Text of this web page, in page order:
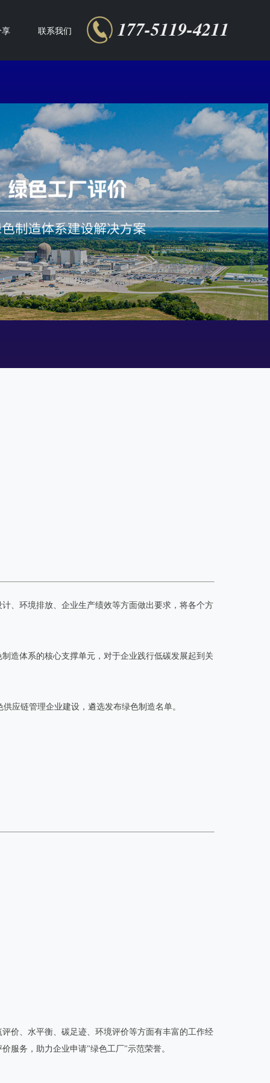
177-5119-4211
享 联系我们
、环境排放、企业生产绩效等方面做出要求，将各个方
造体系的核心支撑单元，对于企业践行低碳发展起到关
应链管理企业建设，遴选发布绿色制造名单。
评价、水平衡、碳足迹、环境评价等方面有丰富的工作经
服务，助力企业申请"绿色工厂"示范荣誉。